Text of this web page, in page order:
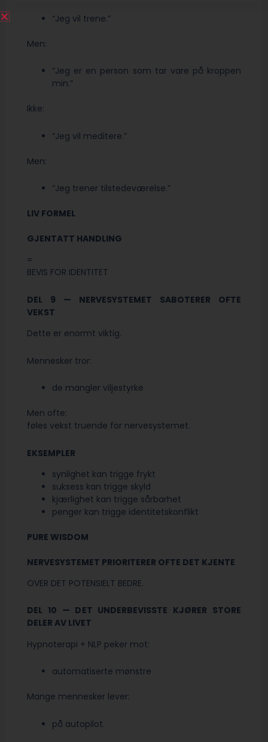
“Jeg vil trene.”
Men:
“Jeg er en person som tar vare på kroppen
min.”
Ikke:
“Jeg vil meditere.”
Men:
“Jeg trener tilstedeværelse.”
LIV FORMEL
GJENTATT HANDLING
=
BEVIS FOR IDENTITET
DEL 9 — NERVESYSTEMET SABOTERER OFTE
VEKST
Dette er enormt viktig.
Mennesker tror:
de mangler viljestyrke
Men ofte:
føles vekst truende for nervesystemet.
EKSEMPLER
synlighet kan trigge frykt
suksess kan trigge skyld
kjærlighet kan trigge sårbarhet
penger kan trigge identitetskonflikt
PURE WISDOM
NERVESYSTEMET PRIORITERER OFTE DET KJENTE
OVER DET POTENSIELT BEDRE.
DEL 10 — DET UNDERBEVISSTE KJØRER STORE
DELER AV LIVET
Hypnoterapi + NLP peker mot:
automatiserte mønstre
Mange mennesker lever:
på autopilot.